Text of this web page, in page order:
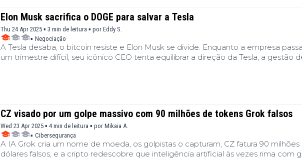
Elon Musk sacrifica o DOGE para salvar a Tesla
Thu 24 Apr 2025 ▪ 3 min de leitura ▪ por Eddy S.
▪ Negociação
A Tesla desaba, o bitcoin resiste e Elon Musk se divide. Enquanto a empresa
um trimestre difícil, seu icônico CEO tenta equilibrar a direção da Tesla, a gestão
CZ visado por um golpe massivo com 90 milhões de tokens Grok falsos
Wed 23 Apr 2025 ▪ 4 min de leitura ▪ por Mikaia A.
▪ Cibersegurança
A IA Grok cria um nome de moeda, os golpistas o capturam, CZ fatura 90 milhões
dólares falsos, e a cripto redescobre que inteligência artificial às vezes rima com